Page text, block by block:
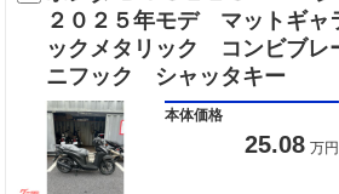
２０２５年モデ マットギャ
ックメタリック コンビブ
ニフック シャッタキー
本体価格
25.08 万円